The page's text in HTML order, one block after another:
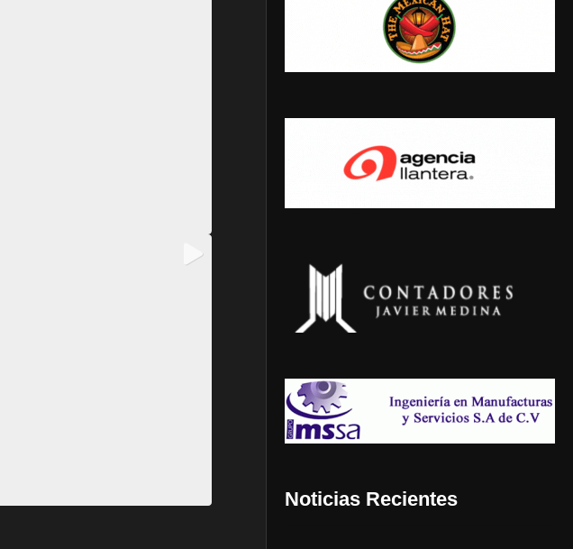
Noticias Recientes